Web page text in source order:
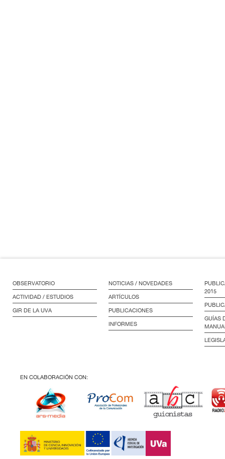
OBSERVATORIO
ACTIVIDAD / ESTUDIOS
GIR DE LA UVA
NOTICIAS / NOVEDADES
ARTÍCULOS
PUBLICACIONES
INFORMES
2015
GUÍAS
EN COLABORACIÓN CON: